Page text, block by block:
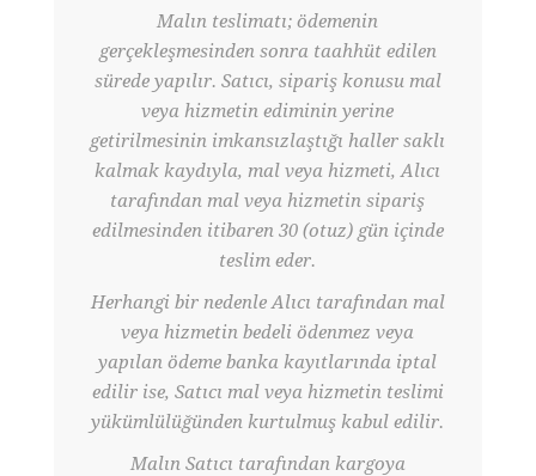
Malın teslimatı; ödemenin
gerçekleşmesinden sonra taahhüt edilen
sürede yapılır. Satıcı, sipariş konusu mal
veya hizmetin ediminin yerine
getirilmesinin imkansızlaştığı haller saklı
kalmak kaydıyla, mal veya hizmeti, Alıcı
tarafından mal veya hizmetin sipariş
edilmesinden itibaren 30 (otuz) gün içinde
teslim eder.
Herhangi bir nedenle Alıcı tarafından mal
veya hizmetin bedeli ödenmez veya
yapılan ödeme banka kayıtlarında iptal
edilir ise, Satıcı mal veya hizmetin teslimi
yükümlülüğünden kurtulmuş kabul edilir.
Malın Satıcı tarafından kargoya